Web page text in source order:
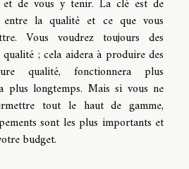
de vous y tenir. La clé est de
la qualité et ce que vous
Vous voudrez toujours des
; cela aidera à produire des
qualité, fonctionnera plus
plus longtemps. Mais si vous ne
tout le haut de gamme,
sont les plus importants et
budget.